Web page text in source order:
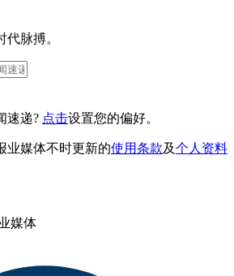
脉搏。
速递? 点击设置您的偏好。
业媒体不时更新的使用条款及个人资料
媒体